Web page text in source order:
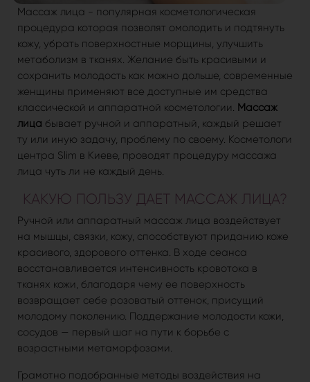
Массаж лица - популярная косметологическая
процедура которая позволят омолодить и подтянуть
кожу, убрать поверхностные морщины, улучшить
метаболизм в тканях. Желание быть красивыми и
сохранить молодость как можно дольше, современные
женщины применяют все доступные им средства
классической и аппаратной косметологии. Массаж
лица бывает ручной и аппаратный, каждый решает
ту или иную задачу, проблему по своему. Косметологи
центра Slim в Киеве, проводят процедуру массажа
лица чуть ли не каждый день.
КАКУЮ ПОЛЬЗУ ДАЕТ МАССАЖ ЛИЦА?
Ручной или аппаратный массаж лица воздействует
на мышцы, связки, кожу, способствуют приданию коже
красивого, здорового оттенка. В ходе сеанса
восстанавливается интенсивность кровотока в
тканях кожи, благодаря чему ее поверхность
возвращает себе розоватый оттенок, присущий
молодому поколению. Поддержание молодости кожи,
сосудов — первый шаг на пути к борьбе с
возрастными метаморфозами.
Грамотно подобранные методы воздействия на